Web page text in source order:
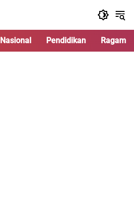
Nasional Pendidikan Ragam